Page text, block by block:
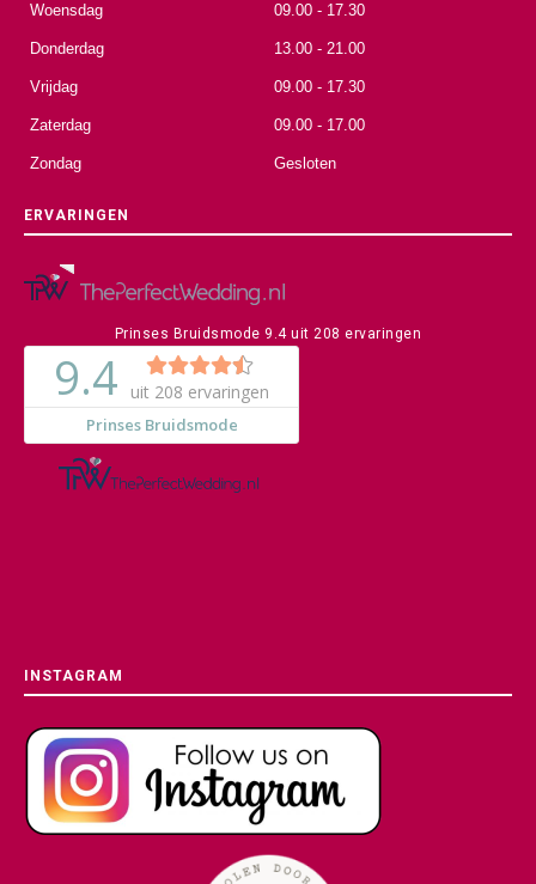
Woensdag 09.00 - 17.30
Donderdag 13.00 - 21.00
Vrijdag 09.00 - 17.30
Zaterdag 09.00 - 17.00
Zondag Gesloten
ERVARINGEN
Prinses Bruidsmode 9.4uit208 ervaringen
INSTAGRAM